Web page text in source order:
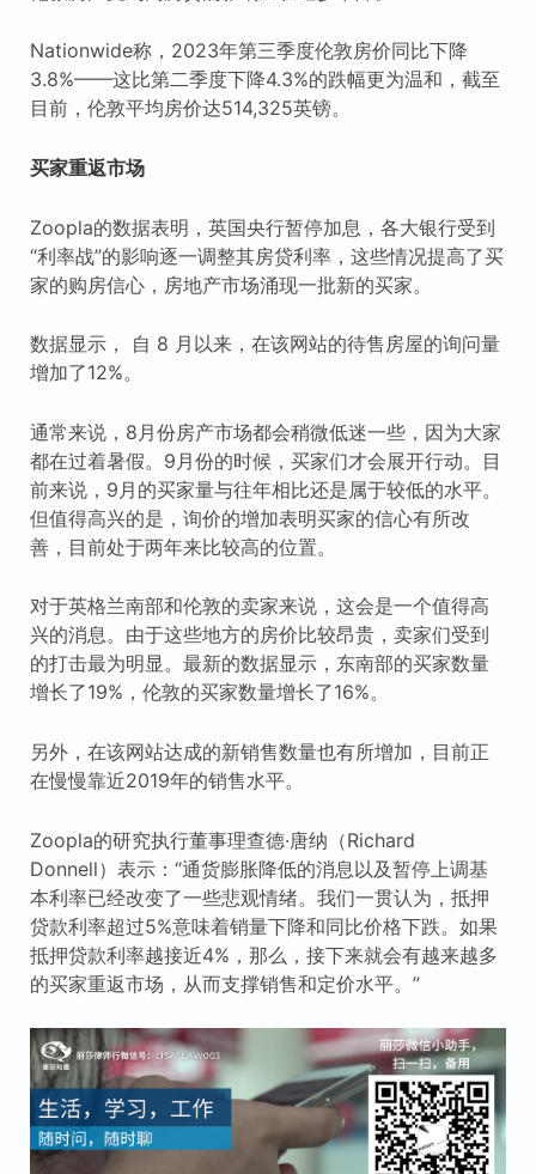
Nationwide称，2023年第三季度伦敦房价同比下降
3.8%——这比第二季度下降4.3%的跌幅更为温和，截至
目前，伦敦平均房价达514,325英镑。
买家重返市场
Zoopla的数据表明，英国央行暂停加息，各大银行受到
“利率战”的影响逐一调整其房贷利率，这些情况提高了买
家的购房信心，房地产市场涌现一批新的买家。
数据显示， 自 8 月以来，在该网站的待售房屋的询问量
增加了12%。
通常来说，8月份房产市场都会稍微低迷一些，因为大家
都在过着暑假。9月份的时候，买家们才会展开行动。目
前来说，9月的买家量与往年相比还是属于较低的水平。
但值得高兴的是，询价的增加表明买家的信心有所改
善，目前处于两年来比较高的位置。
对于英格兰南部和伦敦的卖家来说，这会是一个值得高
兴的消息。由于这些地方的房价比较昂贵，卖家们受到
的打击最为明显。最新的数据显示，东南部的买家数量
增长了19%，伦敦的买家数量增长了16%。
另外，在该网站达成的新销售数量也有所增加，目前正
在慢慢靠近2019年的销售水平。
Zoopla的研究执行董事理查德·唐纳（Richard
Donnell）表示：“通货膨胀降低的消息以及暂停上调基
本利率已经改变了一些悲观情绪。我们一贯认为，抵押
贷款利率超过5%意味着销量下降和同比价格下跌。如果
抵押贷款利率越接近4%，那么，接下来就会有越来越多
的买家重返市场，从而支撑销售和定价水平。”